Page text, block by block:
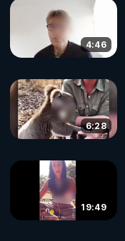
4:46
6:28
19:49